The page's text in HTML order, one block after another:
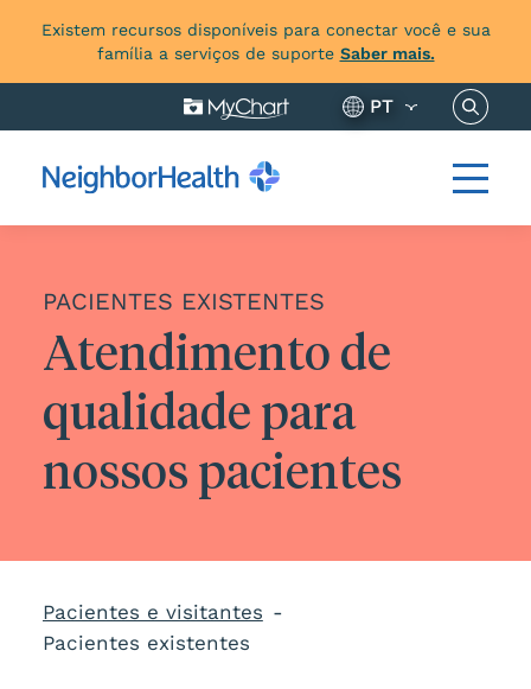
Existem recursos disponíveis para conectar você e sua
família a serviços de suporte Saber mais.
PT
PACIENTES EXISTENTES
Atendimento de
qualidade para
nossos pacientes
Pacientes e visitantes
Pacientes existentes